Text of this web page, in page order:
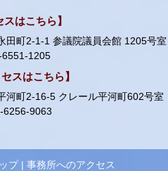
スはこちら】
田町2-1-1 参議院議員会館 1205号室
1205
セスはこちら】
河町2-16-5 クレール平河町602号室
9063
プ |事務所へのアクセス